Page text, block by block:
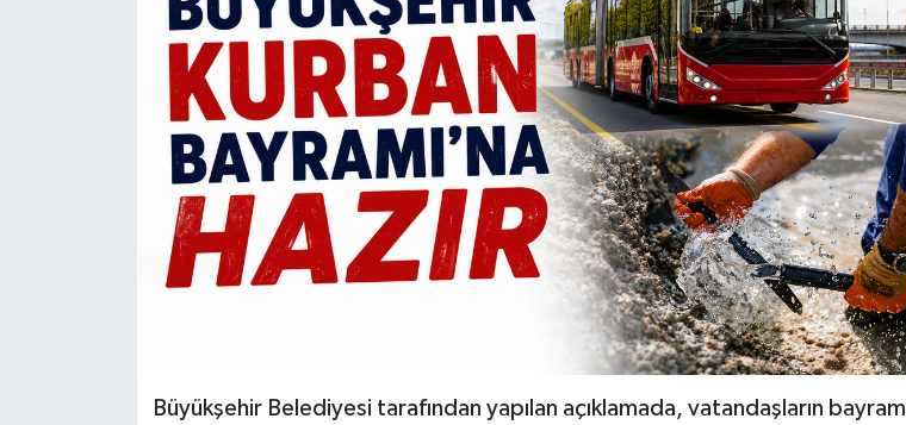
Büyükşehir Belediyesi tarafından yapılan açıklamada, vatandaşların bayram